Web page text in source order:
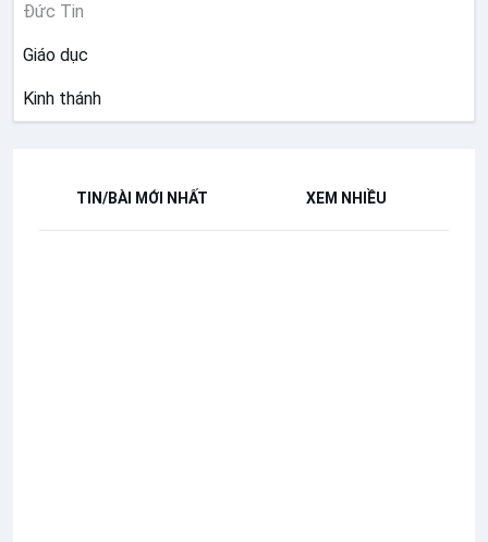
Đức Tin
Giáo dục
Kinh thánh
TIN/BÀI MỚI NHẤT XEM NHIỀU